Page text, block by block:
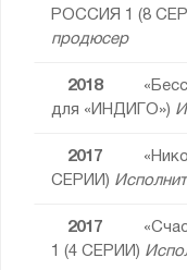
РОССИЯ 1 (8
продюсер
2018
для «ИНДИГО»)
2017
СЕРИИ)
2017
1 (4 СЕРИИ)